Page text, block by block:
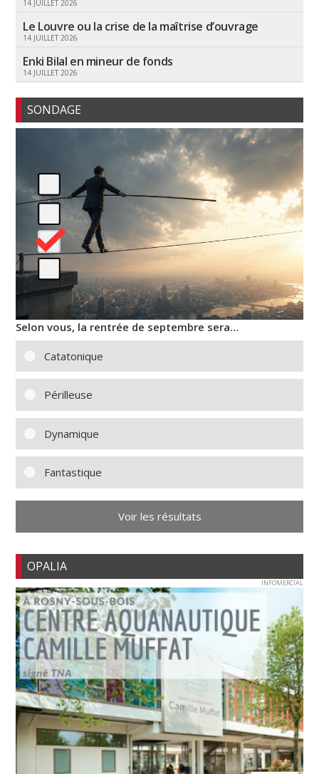
14 JUILLET 2026
Le Louvre ou la crise de la maîtrise d’ouvrage
14 JUILLET 2026
Enki Bilal en mineur de fonds
14 JUILLET 2026
SONDAGE
Selon vous, la rentrée de septembre sera…
Catatonique
Périlleuse
Dynamique
Fantastique
Voir les résultats
OPALIA
INFOMERCIAL